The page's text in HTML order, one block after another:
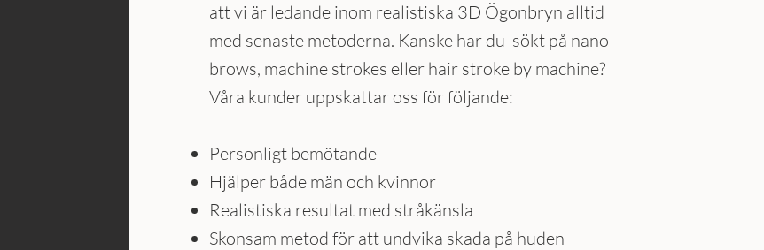
att vi är ledande inom realistiska 3D Ögonbryn alltid
med senaste metoderna. Kanske har du sökt på nano
brows, machine strokes eller hair stroke by machine?
Våra kunder uppskattar oss för följande:
Personligt bemötande
Hjälper både män och kvinnor
Realistiska resultat med stråkänsla
Skonsam metod för att undvika skada på huden